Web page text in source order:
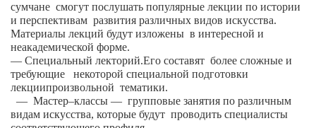
Орест Коваль
Тамара Кубракова
Елена Мельник
Вера Паненко
Семён Салатенко
сумчане смогут послушать популярные лекции по истории
и перспективам развития различных видов искусства.
Материалы лекций будут изложены в интересной и
неакадемической форме.
— Специальный лекторий.Его составят более сложные и
требующие
некоторой специальной подготовки
лекциипроизвольной тематики.
— Мастер–классы — групповые занятия по различным
видам искусства, которые будут проводить специалисты